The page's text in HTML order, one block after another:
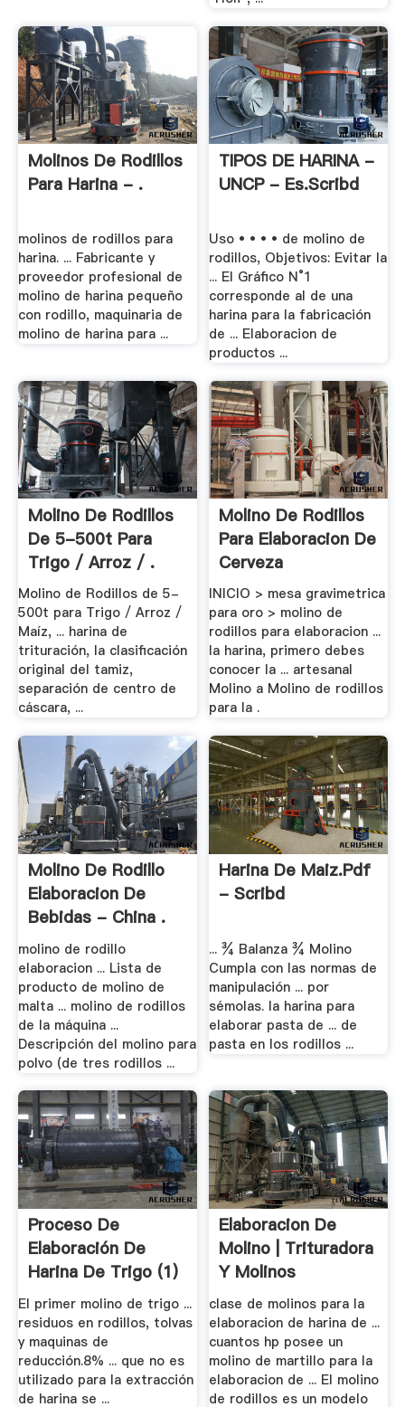
Molinos De Rodillos
Para Harina - .
molinos de rodillos para
harina. ... Fabricante y
proveedor profesional de
molino de harina pequeño
con rodillo, maquinaria de
molino de harina para ...
TIPOS DE HARINA -
UNCP - Es.scribd
Uso • • • • de molino de
rodillos, Objetivos: Evitar la
... El Gráfico N°1
corresponde al de una
harina para la fabricación
de ... Elaboracion de
productos ...
Molino De Rodillos
De 5-500t Para
Trigo / Arroz / .
Molino de Rodillos de 5-
500t para Trigo / Arroz /
Maíz, ... harina de
trituración, la clasificación
original del tamiz,
separación de centro de
cáscara, ...
Molino De Rodillos
Para Elaboracion De
Cerveza
INICIO > mesa gravimetrica
para oro > molino de
rodillos para elaboracion ...
la harina, primero debes
conocer la ... artesanal
Molino a Molino de rodillos
para la .
Molino De Rodillo
Elaboracion De
Bebidas - China .
molino de rodillo
elaboracion ... Lista de
producto de molino de
malta ... molino de rodillos
de la máquina ...
Descripción del molino para
polvo (de tres rodillos ...
Harina De Maiz.pdf
- Scribd
... ¾ Balanza ¾ Molino
Cumpla con las normas de
manipulación ... por
sémolas. la harina para
elaborar pasta de ... de
pasta en los rodillos ...
Proceso De
Elaboración De
Harina De Trigo (1)
El primer molino de trigo ...
residuos en rodillos, tolvas
y maquinas de
reducción.8% ... que no es
utilizado para la extracción
de harina se ...
Elaboracion De
Molino | Trituradora
Y Molinos
clase de molinos para la
elaboracion de harina de ...
cuantos hp posee un
molino de martillo para la
elaboracion de ... El molino
de rodillos es un modelo